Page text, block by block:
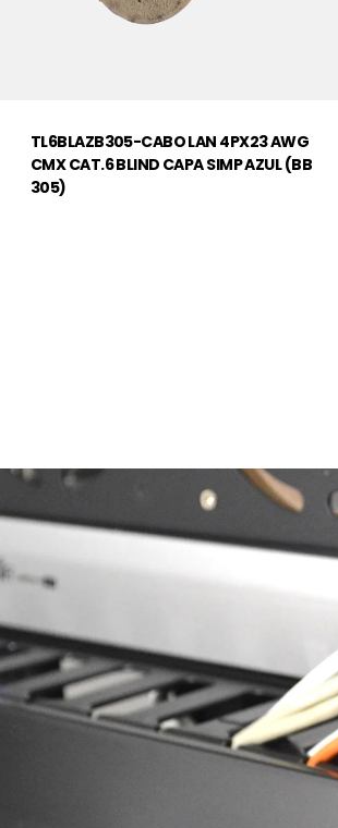
TL6BLAZB305-CABO LAN 4PX23 AWG
CMX CAT.6 BLIND CAPA SIMP AZUL (BB
305)